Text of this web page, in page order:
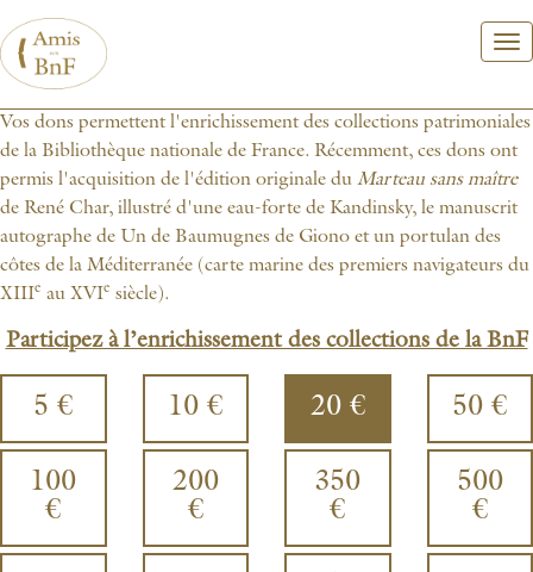
au
contenu
Vos dons permettent l'enrichissement des collections patrimoniales
de la Bibliothèque nationale de France. Récemment, ces dons ont
permis l'acquisition de l'édition originale du Marteau sans maître
de René Char, illustré d'une eau-forte de Kandinsky, le manuscrit
autographe de Un de Baumugnes de Giono et un portulan des
côtes de la Méditerranée (carte marine des premiers navigateurs du
XIIIe au XVIe siècle).
Participez à l’enrichissement des collections de la BnF
5 € 10 € 20 € 50 €
100
€
200
€
350
€
500
€